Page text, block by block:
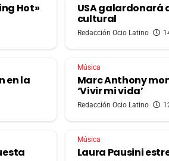
Hot» USA galardonará
cultural
Redacción Ocio Latino
en la
Música
Marc Anthony
‘Vivir mi vida’
Redacción Ocio Latino
Música
Laura Pausini